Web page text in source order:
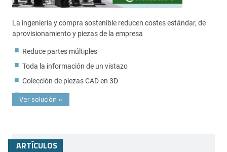
La ingeniería y compra sostenible reducen costes estándar, de
aprovisionamiento y piezas de la empresa
Reduce partes múltiples
Toda la información de un vistazo
Colección de piezas CAD en 3D
Ver solución »
ARTÍCULOS